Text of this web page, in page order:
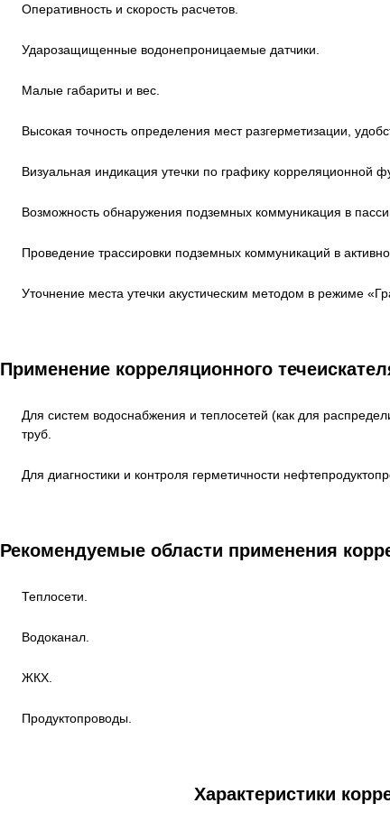
Оперативность и скорость расчетов.
Ударозащищенные водонепроницаемые датчики.
Малые габариты и вес.
Высокая точность определения мест разгерметизации,
Визуальная индикация утечки по графику корреляционной
Возможность обнаружения подземных коммуникация в
Проведение трассировки подземных коммуникаций в
Уточнение места утечки акустическим методом в режиме
Применение корреляционного
Для систем водоснабжения и теплосетей (как для
труб.
Для диагностики и контроля герметичности
Рекомендуемые области применения
Теплосети.
Водоканал.
ЖКХ.
Продуктопроводы.
Характеристики